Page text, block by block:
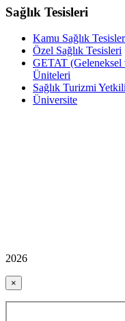
Sağlık Tesisleri
Kamu Sağlık
Özel Sağlık Tesisleri
GETAT (Geleneksel
Üniteleri
Sağlık Turizmi
Üniversite
2026
×